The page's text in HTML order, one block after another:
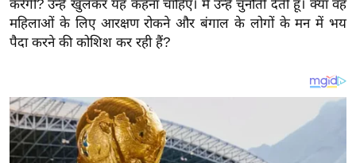
खे
ल
ट
I
P
करेंगी? उन्हें खुलकर यह कहना चाहिए। मैं उन्हें चुनौती देती हूं। क्या वह
महिलाओं के लिए आरक्षण रोकने और बंगाल के लोगों के मन में भय
पैदा करने की कोशिश कर रही हैं?